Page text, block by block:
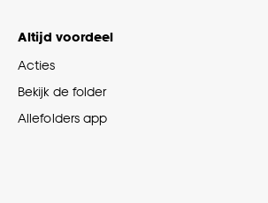
Altijd voordeel
Acties
Bekijk de folder
Allefolders app